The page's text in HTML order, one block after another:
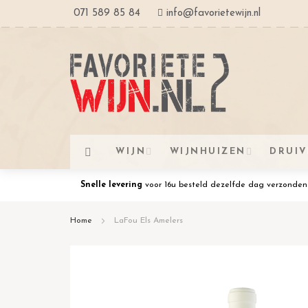
Ga
de
inhoud
071 589 85 84 info@favorietewijn.nl
WIJN WIJNHUIZEN
Snelle levering voor 16u besteld dezelfde dag verzonden
Home LaFou Els Amelers